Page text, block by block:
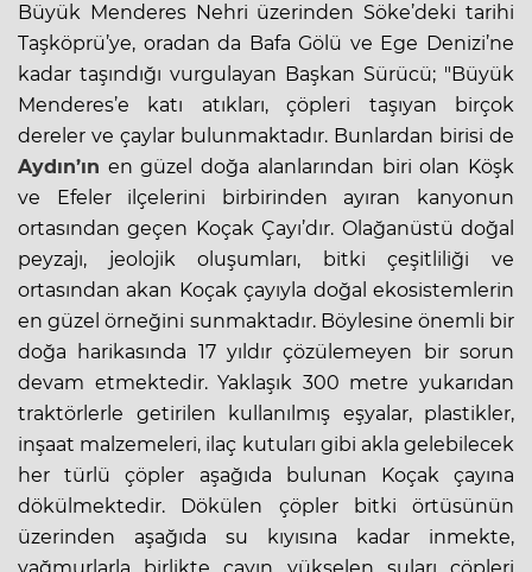
Büyük Menderes Nehri üzerinden Söke’deki tarihi
Taşköprü’ye, oradan da Bafa Gölü ve Ege Denizi’ne
kadar taşındığı vurgulayan Başkan Sürücü; "Büyük
Menderes’e katı atıkları, çöpleri taşıyan birçok
dereler ve çaylar bulunmaktadır. Bunlardan birisi de
Aydın’ın en güzel doğa alanlarından biri olan Köşk
ve Efeler ilçelerini birbirinden ayıran kanyonun
ortasından geçen Koçak Çayı’dır. Olağanüstü doğal
peyzajı, jeolojik oluşumları, bitki çeşitliliği ve
ortasından akan Koçak çayıyla doğal ekosistemlerin
en güzel örneğini sunmaktadır. Böylesine önemli bir
doğa harikasında 17 yıldır çözülemeyen bir sorun
devam etmektedir. Yaklaşık 300 metre yukarıdan
traktörlerle getirilen kullanılmış eşyalar, plastikler,
inşaat malzemeleri, ilaç kutuları gibi akla gelebilecek
her türlü çöpler aşağıda bulunan Koçak çayına
dökülmektedir. Dökülen çöpler bitki örtüsünün
üzerinden aşağıda su kıyısına kadar inmekte,